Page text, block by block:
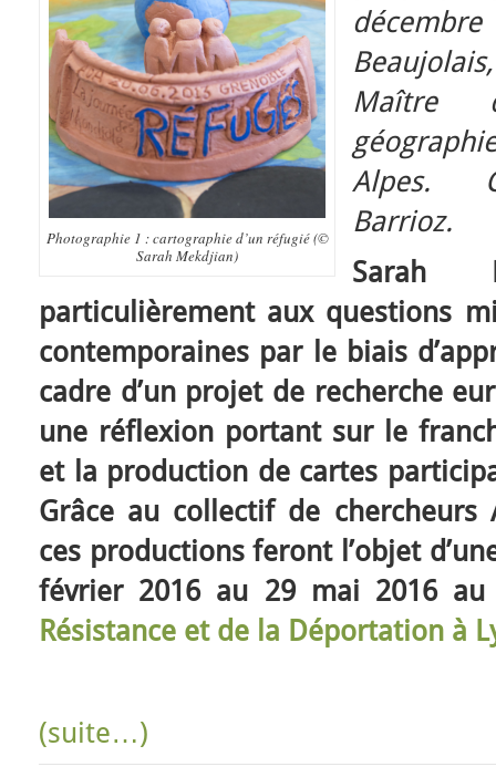
Photographie 1 : cartographie d’un réfugié (©
Sarah Mekdjian)
Maître
Alpes.
Barrioz.
Sarah
particulièrement aux questions
contemporaines par le biais
cadre d’un projet de recherche
une réflexion portant sur le
et la production de cartes
Grâce au collectif de chercheurs
ces productions feront l’objet
février 2016 au 29 mai 2016
Résistance et de la Déportation à
(suite…)